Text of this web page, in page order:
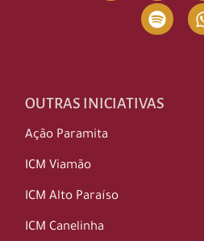
OUTRAS INICIATIVAS
Ação Paramita
ICM Viamão
ICM Alto Paraíso
ICM Canelinha